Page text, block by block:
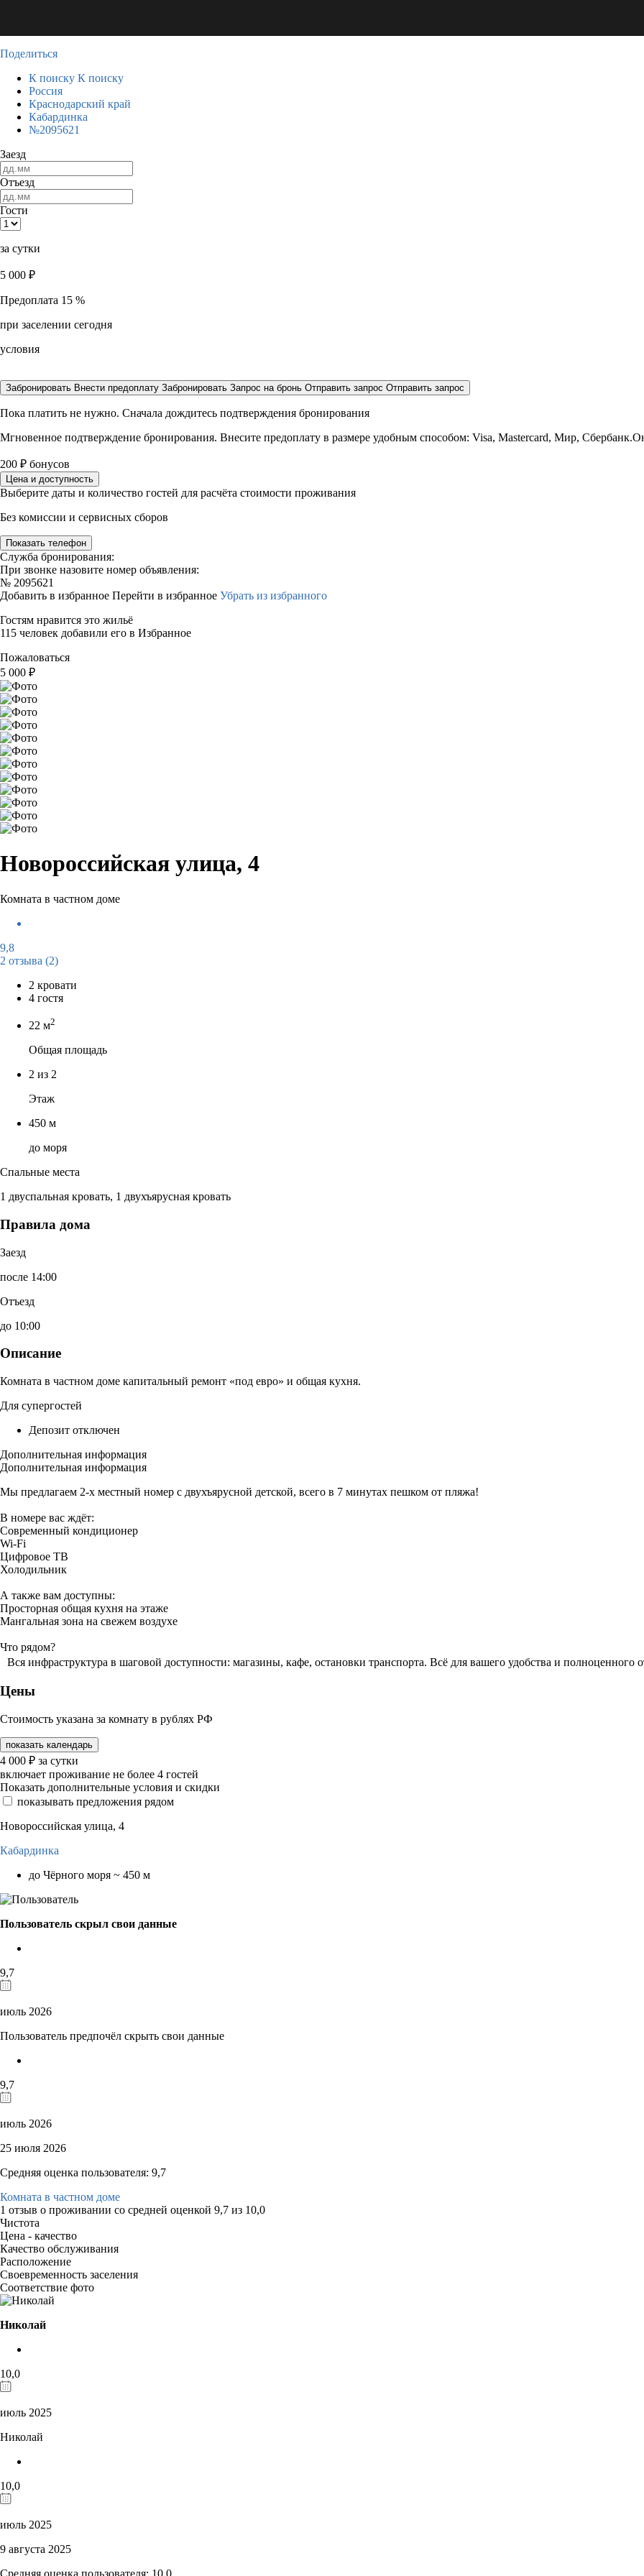
Поделиться
К поиску К поиску
Россия
Краснодарский край
Кабардинка
№2095621
Заезд
Отъезд
Гости
за сутки
5 000 ₽
Предоплата 15 %
при заселении сегодня
условия
Забронировать Внести предоплату Забронировать Запрос на бронь Отправить запрос Отправить запрос
Пока платить не нужно. Сначала дождитесь подтверждения бронирования
Мгновенное подтверждение бронирования. Внесите предоплату в размере удобным способом: Visa, Mastercard, Мир,
200 ₽ бонусов
Цена и доступность
Выберите даты и количество гостей для расчёта стоимости проживания
Без комиссии и сервисных сборов
Показать телефон
Служба бронирования:
При звонке назовите номер объявления:
№ 2095621
Добавить в избранное Перейти в избранное Убрать из избранного
Гостям нравится это жильё
115 человек добавили его в Избранное
Пожаловаться
5 000 ₽
Новороссийская улица, 4
Комната в частном доме
9,8
2 отзыва (2)
2 кровати
4 гостя
22 м2
Общая площадь
2 из 2
Этаж
450 м
до моря
Спальные места
1 двуспальная кровать, 1 двухъярусная кровать
Правила дома
Заезд
после 14:00
Отъезд
до 10:00
Описание
Комната в частном доме капитальный ремонт «под евро» и общая кухня.
Для супергостей
Депозит отключен
Дополнительная информация
Дополнительная информация
Мы предлагаем 2-х местный номер с двухъярусной детской, всего в 7 минутах пешком от пляжа!
В номере вас ждёт:
​Современный кондиционер
​Wi-Fi
​Цифровое ТВ
​Холодильник
А также вам доступны:
​Просторная общая кухня на этаже
​Мангальная зона на свежем воздухе
Что рядом?
Вся инфраструктура в шаговой доступности: магазины, кафе, остановки транспорта. Всё для вашего удобства и полноценного
Цены
Стоимость указана за комнату в рублях РФ
показать календарь
4 000 ₽ за сутки
включает проживание не более 4 гостей
Показать дополнительные условия и скидки
показывать предложения рядом
Новороссийская улица, 4
Кабардинка
до Чёрного моря ~ 450 м
Пользователь скрыл свои данные
9,7
июль 2026
Пользователь предпочёл скрыть свои данные
9,7
июль 2026
25 июля 2026
Средняя оценка пользователя: 9,7
Комната в частном доме
1 отзыв о проживании со средней оценкой 9,7 из 10,0
Чистота
Цена - качество
Качество обслуживания
Расположение
Своевременность заселения
Соответствие фото
Николай
10,0
июль 2025
Николай
10,0
июль 2025
9 августа 2025
Средняя оценка пользователя: 10,0